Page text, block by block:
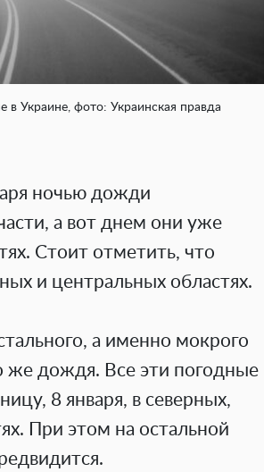
в Украине, фото: Украинская правда
ночью дожди
а вот днем они уже
Стоит отметить, что
и центральных областях.
а именно мокрого
же дождя. Все эти погодные
8 января, в северных,
При этом на остальной